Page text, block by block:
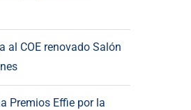
al COE renovado Salón
Premios Effie por la